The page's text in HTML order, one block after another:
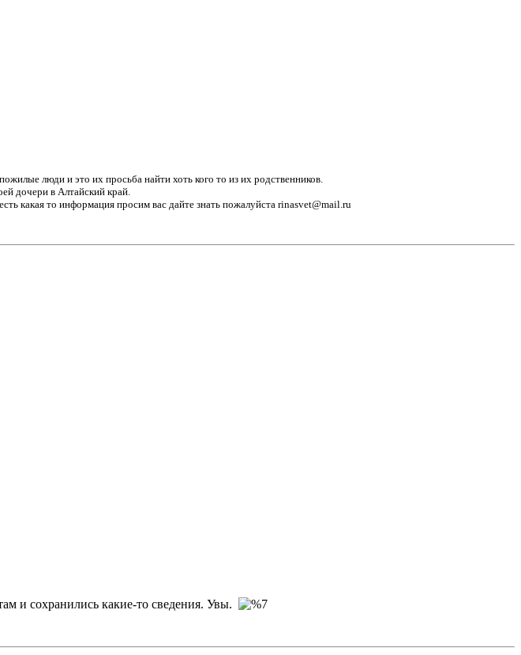
люди и это их просьба найти хоть кого то из их родственников.
дочери в Алтайский край.
какая то информация просим вас дайте знать пожалуйста rinasvet@mail.ru
и сохранились какие-то сведения. Увы.